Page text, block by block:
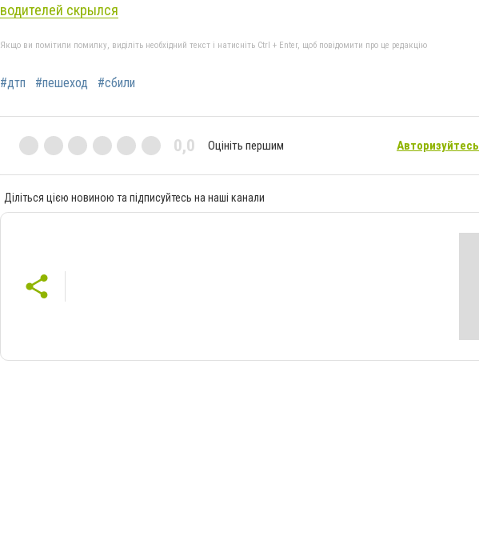
водителей скрылся
Якщо ви помітили помилку, виділіть необхідний текст і натисніть Ctrl + Enter, щоб повідомити про це редакцію
#дтп #пешеход #сбили
0,0 Оцініть першим Авторизуйтесь
Діліться цією новиною та підписуйтесь на наші канали